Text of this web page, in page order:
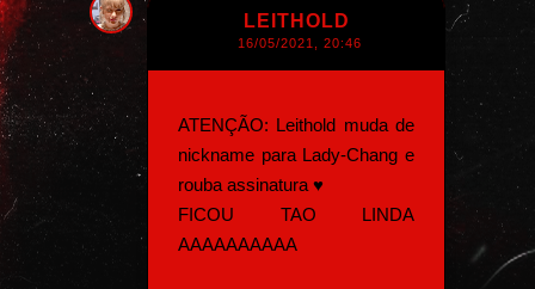
LEITHOLD
16/05/2021, 20:46
ATENÇÃO: Leithold muda de
nickname para Lady-Chang e
rouba assinatura ♥
FICOU TAO LINDA
AAAAAAAAAA